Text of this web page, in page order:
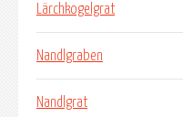
Lärchkogelgrat
Nandlgraben
Nandlgrat